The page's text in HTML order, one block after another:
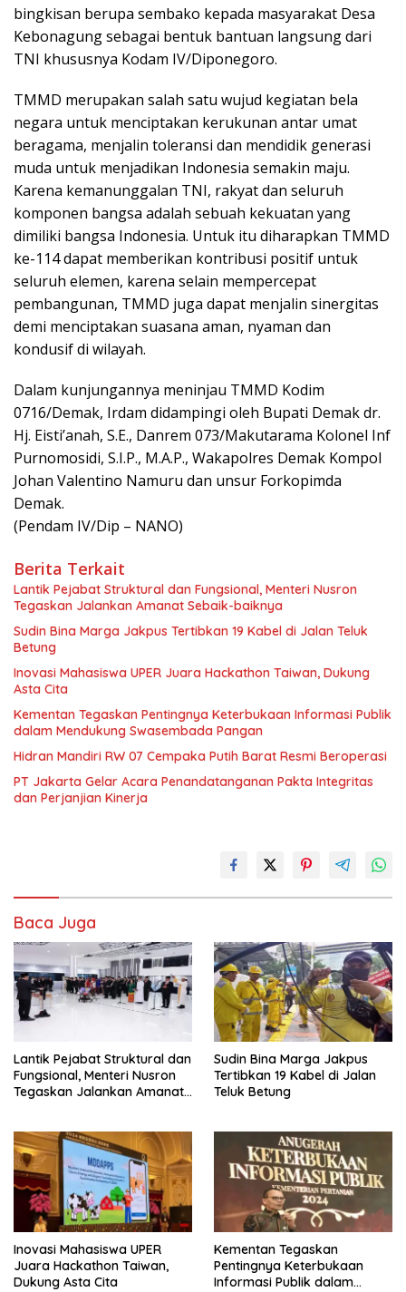
bingkisan berupa sembako kepada masyarakat Desa
Kebonagung sebagai bentuk bantuan langsung dari
TNI khususnya Kodam IV/Diponegoro.
TMMD merupakan salah satu wujud kegiatan bela
negara untuk menciptakan kerukunan antar umat
beragama, menjalin toleransi dan mendidik generasi
muda untuk menjadikan Indonesia semakin maju.
Karena kemanunggalan TNI, rakyat dan seluruh
komponen bangsa adalah sebuah kekuatan yang
dimiliki bangsa Indonesia. Untuk itu diharapkan TMMD
ke-114 dapat memberikan kontribusi positif untuk
seluruh elemen, karena selain mempercepat
pembangunan, TMMD juga dapat menjalin sinergitas
demi menciptakan suasana aman, nyaman dan
kondusif di wilayah.
Dalam kunjungannya meninjau TMMD Kodim
0716/Demak, Irdam didampingi oleh Bupati Demak dr.
Hj. Eisti’anah, S.E., Danrem 073/Makutarama Kolonel Inf
Purnomosidi, S.I.P., M.A.P., Wakapolres Demak Kompol
Johan Valentino Namuru dan unsur Forkopimda
Demak.
(Pendam IV/Dip – NANO)
Berita Terkait
Lantik Pejabat Struktural dan Fungsional, Menteri Nusron
Tegaskan Jalankan Amanat Sebaik-baiknya
Sudin Bina Marga Jakpus Tertibkan 19 Kabel di Jalan Teluk
Betung
Inovasi Mahasiswa UPER Juara Hackathon Taiwan, Dukung
Asta Cita
Kementan Tegaskan Pentingnya Keterbukaan Informasi Publik
dalam Mendukung Swasembada Pangan
Hidran Mandiri RW 07 Cempaka Putih Barat Resmi Beroperasi
PT Jakarta Gelar Acara Penandatanganan Pakta Integritas
dan Perjanjian Kinerja
Baca Juga
Lantik Pejabat Struktural dan
Fungsional, Menteri Nusron
Tegaskan Jalankan Amanat
Sudin Bina Marga Jakpus
Tertibkan 19 Kabel di Jalan
Teluk Betung
Inovasi Mahasiswa UPER
Juara Hackathon Taiwan,
Dukung Asta Cita
Kementan Tegaskan
Pentingnya Keterbukaan
Informasi Publik dalam